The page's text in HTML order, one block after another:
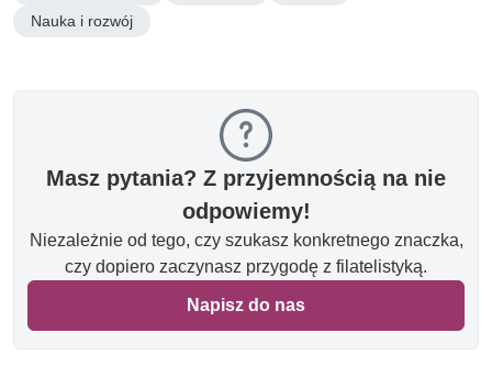
Nauka i rozwój
Masz pytania? Z przyjemnością na nie
odpowiemy!
Niezależnie od tego, czy szukasz konkretnego znaczka,
czy dopiero zaczynasz przygodę z filatelistyką.
Napisz do nas